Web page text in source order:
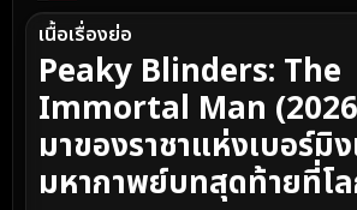
เนื้อเรื่องย่อ
Peaky Blinders: The
Immortal Man
มาของราชาแห่งเบอร์มิ
มหากาพย์บทสุดท้ายที่โ